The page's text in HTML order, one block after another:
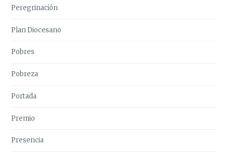
Peregrinación
Plan Diocesano
Pobres
Pobreza
Portada
Premio
Presencia